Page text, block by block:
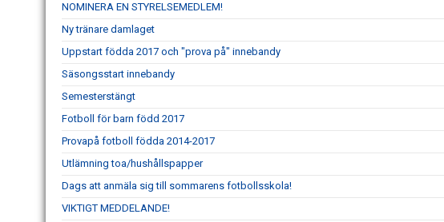
NOMINERA EN STYRELSEMEDLEM!
Ny tränare damlaget
Uppstart födda 2017 och "prova på" innebandy
Säsongsstart innebandy
Semesterstängt
Fotboll för barn född 2017
Provapå fotboll födda 2014-2017
Utlämning toa/hushållspapper
Dags att anmäla sig till sommarens fotbollsskola!
VIKTIGT MEDDELANDE!